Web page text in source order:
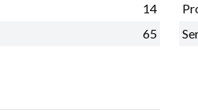
14
65